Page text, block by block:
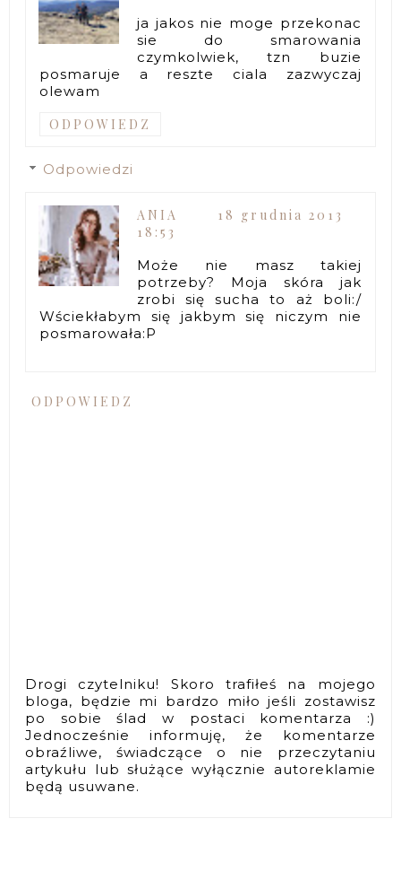
ja jakos nie moge przekonac
sie do smarowania
czymkolwiek, tzn buzie
posmaruje a reszte ciala zazwyczaj
olewam
ODPOWIEDZ
Odpowiedzi
ANIA
18 grudnia 2013
18:53
Może nie masz takiej
potrzeby? Moja skóra jak
zrobi się sucha to aż boli:/
Wściekłabym się jakbym się niczym nie
posmarowała:P
ODPOWIEDZ
Drogi czytelniku! Skoro trafiłeś na mojego
bloga, będzie mi bardzo miło jeśli zostawisz
po sobie ślad w postaci komentarza :)
Jednocześnie informuję, że komentarze
obraźliwe, świadczące o nie przeczytaniu
artykułu lub służące wyłącznie autoreklamie
będą usuwane.